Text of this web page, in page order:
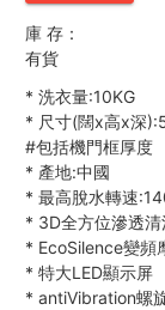
庫 存：
有貨
* 洗衣量:10KG
* 尺寸(闊x高x深
#包括機門框厚度
* 產地:中國
* 最高脫水轉速
* 3D全方位滲透
* EcoSilence變頻
* 特大LED顯示屏
* antiVibration螺